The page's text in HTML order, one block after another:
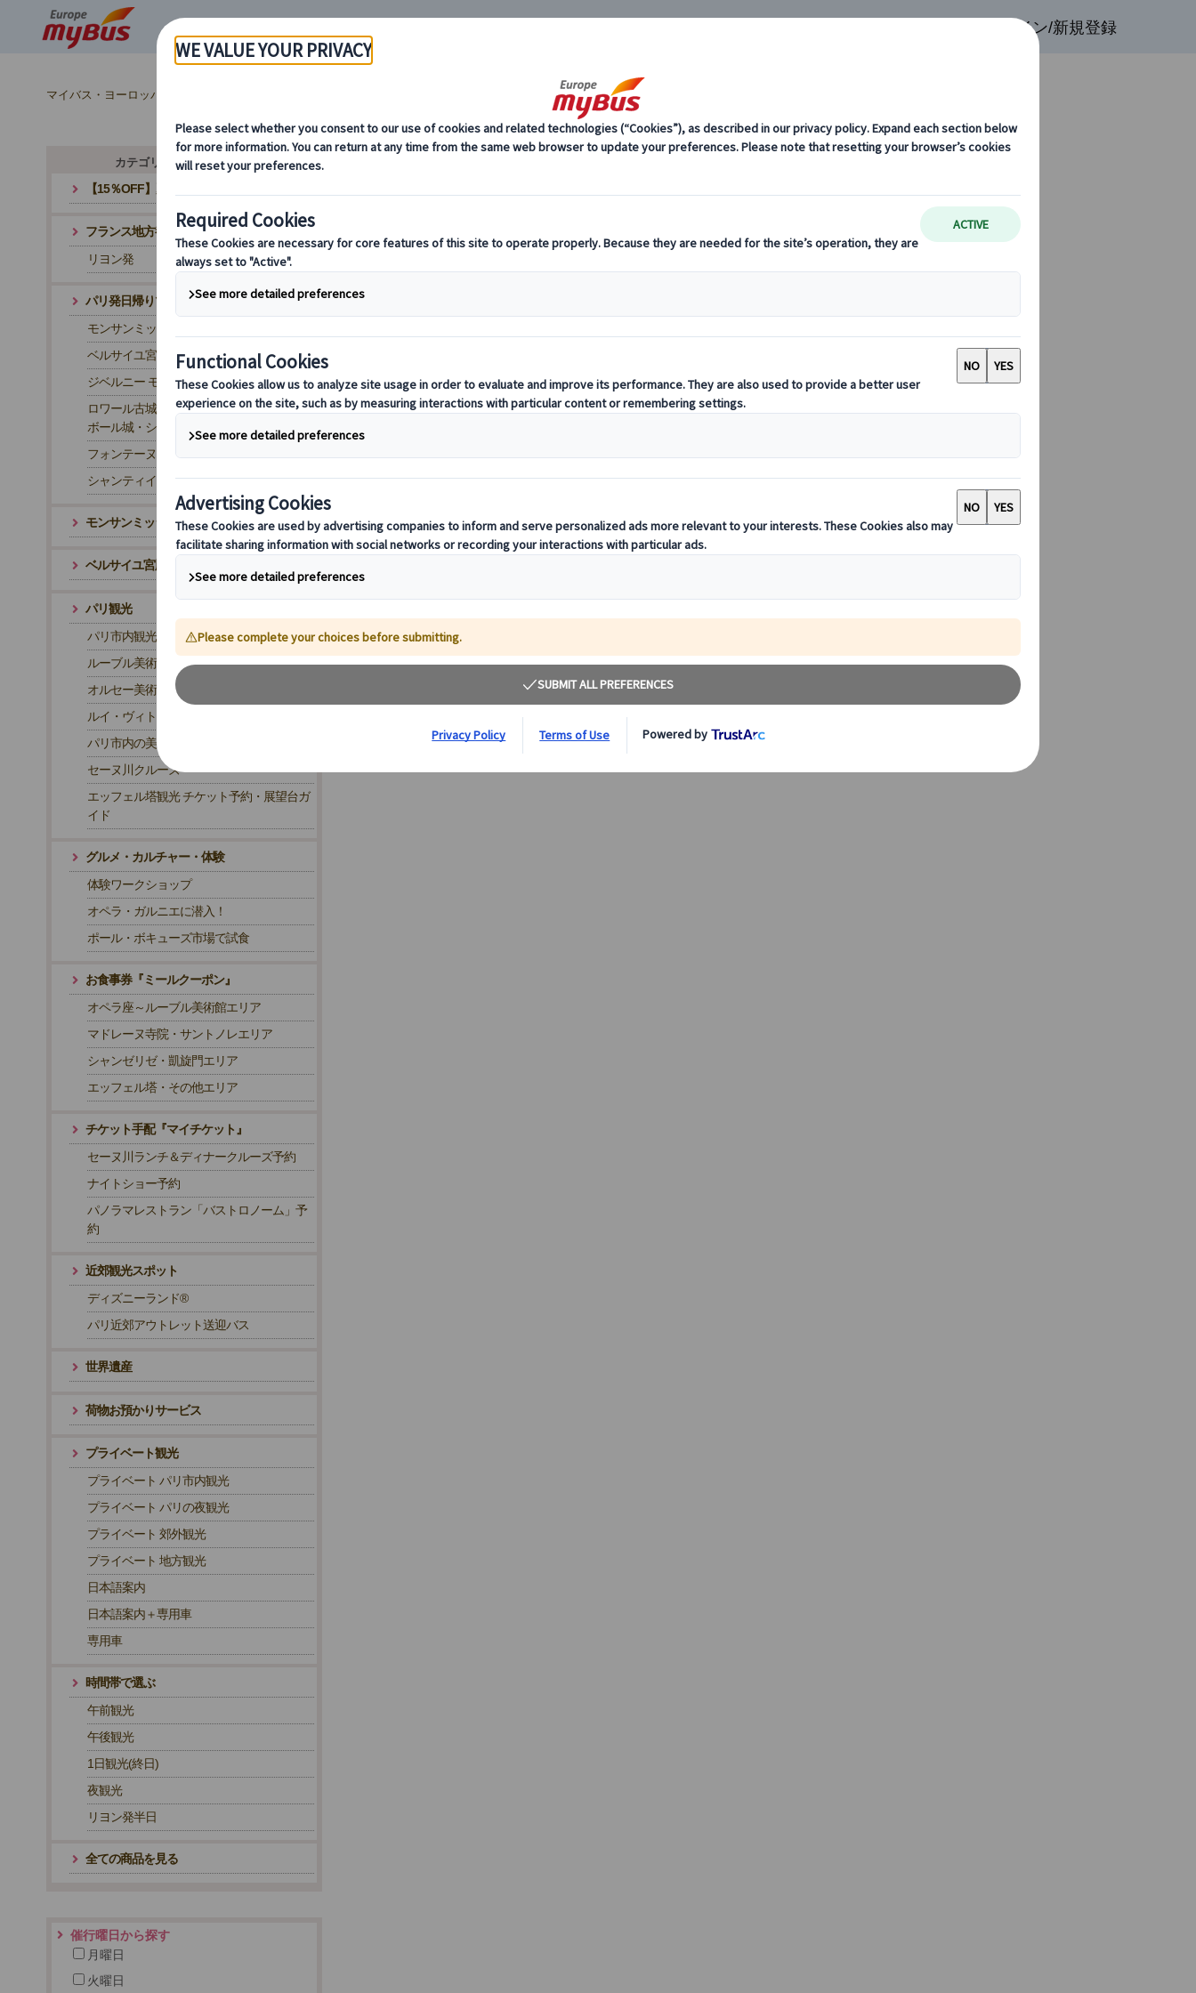
ログイン/新規登録
マイバス・ヨーロッパ ポール・ボキューズ市場で試食 (1)
ューズ市場プライベートツアー（試食・試飲付）
100.00 EUR
《10月まで》火〜土曜日(5/8・14、7/14、8/15、9/19
《11月～》火～日曜日(11/1・11、12/12~1/3を除く)
カテゴリ・テーマから探す
【15％OFF】夏旅応援キャンペーン
フランス地方都市発ツアー
リヨン発
パリ発日帰りツアー
モンサンミッシェル
ベルサイユ宮殿
ジベルニー モネの家と庭園
ロワール古城巡りツアー｜世界遺産シャン
ボール城・シュノンソー城
フォンテーヌブロー
シャンティイ城
モンサンミッシェル・片道トランスファー
ベルサイユ宮殿・往路トランスファー
パリ観光
パリ市内観光
ルーブル美術館観光
オルセー美術館観光
ルイ・ヴィトン財団美術館観光
パリ市内の美術館
セーヌ川クルーズ
エッフェル塔観光 チケット予約・展望台ガ
イド
グルメ・カルチャー・体験
体験ワークショップ
オペラ・ガルニエに潜入！
ポール・ボキューズ市場で試食
お食事券『ミールクーポン』
オペラ座～ルーブル美術館エリア
マドレーヌ寺院・サントノレエリア
シャンゼリゼ・凱旋門エリア
エッフェル塔・その他エリア
チケット手配『マイチケット』
セーヌ川ランチ＆ディナークルーズ予約
ナイトショー予約
パノラマレストラン「バストロノーム」予
約
近郊観光スポット
ディズニーランド®
パリ近郊アウトレット送迎バス
世界遺産
荷物お預かりサービス
プライベート観光
プライベート パリ市内観光
プライベート パリの夜観光
プライベート 郊外観光
プライベート 地方観光
日本語案内
日本語案内＋専用車
専用車
時間帯で選ぶ
午前観光
午後観光
1日観光(終日)
夜観光
リヨン発半日
全ての商品を見る
催行曜日から探す
月曜日
火曜日